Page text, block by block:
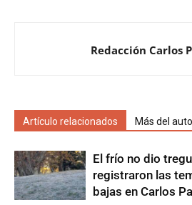
Redacción Carlos
Artículo relacionados Más del
El frío no dio
registraron las
bajas en Carlos